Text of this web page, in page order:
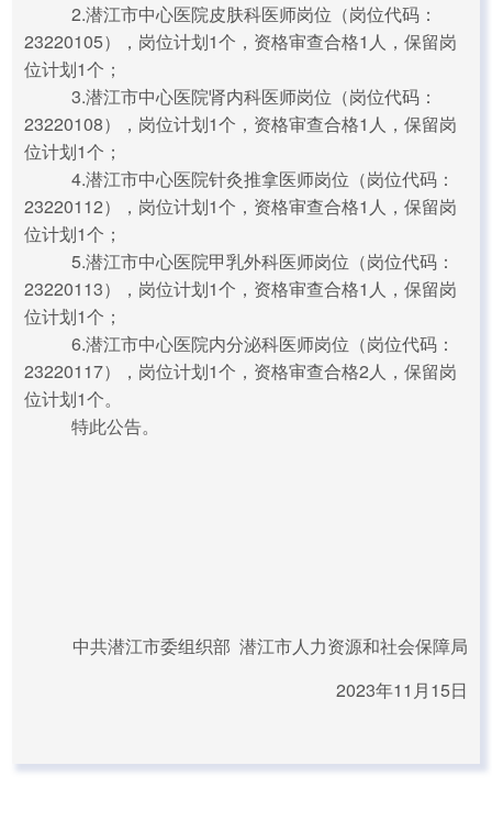
2.潜江市中心医院皮肤科医师岗位（岗位代码：
23220105），岗位计划1个，资格审查合格1人，保留岗
位计划1个；
3.潜江市中心医院肾内科医师岗位（岗位代码：
23220108），岗位计划1个，资格审查合格1人，保留岗
位计划1个；
4.潜江市中心医院针灸推拿医师岗位（岗位代码：
23220112），岗位计划1个，资格审查合格1人，保留岗
位计划1个；
5.潜江市中心医院甲乳外科医师岗位（岗位代码：
23220113），岗位计划1个，资格审查合格1人，保留岗
位计划1个；
6.潜江市中心医院内分泌科医师岗位（岗位代码：
23220117），岗位计划1个，资格审查合格2人，保留岗
位计划1个。
特此公告。
中共潜江市委组织部 潜江市人力资源和社会保障局
2023年11月15日